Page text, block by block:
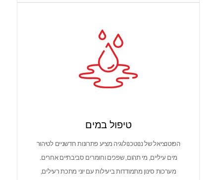
טיפול במים
הפוטנציאל של ננוטכנולוגיה מציע פתרונות חדשניים לטיהור
מים עיליים, מי תהום, שפכים וחומרים סביבתיים אחרים.
מערכות סינון מתמודדות ביעילות עם יוני מתכת רעילים,